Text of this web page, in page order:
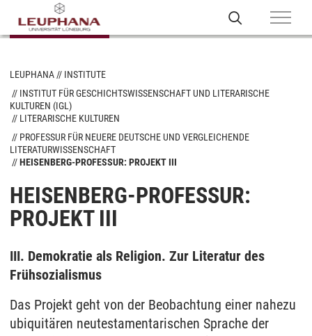
LEUPHANA
INSTITUTE
INSTITUT FÜR GESCHICHTSWISSENSCHAFT UND LITERARISCHE
KULTUREN (IGL)
LITERARISCHE KULTUREN
PROFESSUR FÜR NEUERE DEUTSCHE UND VERGLEICHENDE
LITERATURWISSENSCHAFT
HEISENBERG-PROFESSUR: PROJEKT III
HEISENBERG-PROFESSUR:
PROJEKT III
III. Demokratie als Religion. Zur Literatur des
Frühsozialismus
Das Projekt geht von der Beobachtung einer nahezu
ubiquitären neutestamentarischen Sprache der